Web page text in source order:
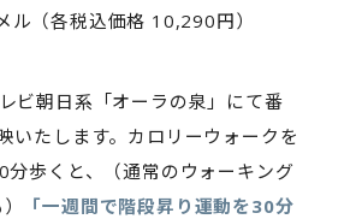
ル（各税込価格 10,290円）
ビ朝日系「オーラの泉」にて番
いたします。カロリーウォークを
分歩くと、（通常のウォーキング
「一週間で階段昇り運動を30分